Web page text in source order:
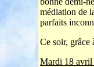
médiation de
parfaits
Ce soir, grâce
Mardi 18 avril